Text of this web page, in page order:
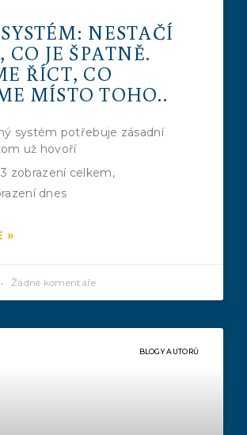
NESTAČÍ
CO JE ŠPATNĚ.
ŘÍCT, CO
MÍSTO TOHO..
systém potřebuje zásadní
už hovoří
zobrazení celkem,
dnes
»
Žádné komentáře
BLOGY AUTORŮ